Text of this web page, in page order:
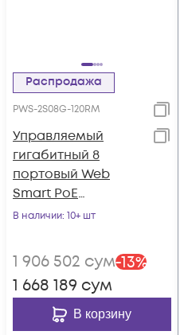
Распродажа
PWS-2S08G-120RM
Управляемый
гигабитный 8
портовый Web
Smart PoE
коммутатор
В наличии: 10+ шт
1 906 502 сум-13%
1 668 189 сум
В корзину